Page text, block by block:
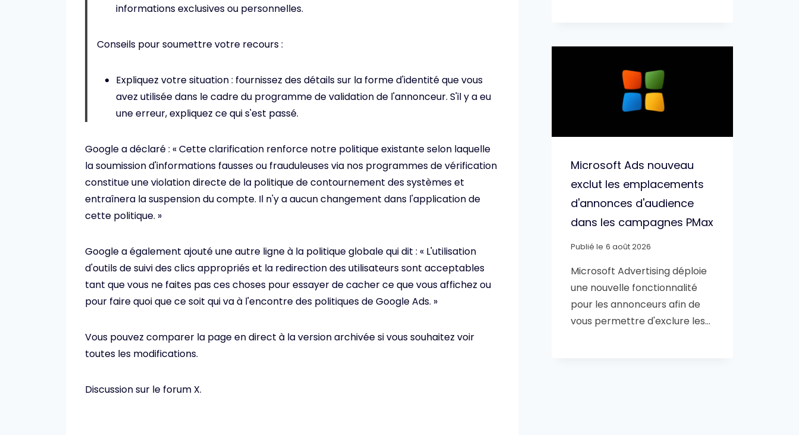
informations exclusives ou personnelles.
Conseils pour soumettre votre recours :
Expliquez votre situation : fournissez des détails sur la forme d'identité que vous
avez utilisée dans le cadre du programme de validation de l'annonceur. S'il y a eu
une erreur, expliquez ce qui s'est passé.
Google a déclaré : « Cette clarification renforce notre politique existante selon laquelle
la soumission d'informations fausses ou frauduleuses via nos programmes de vérification
constitue une violation directe de la politique de contournement des systèmes et
entraînera la suspension du compte. Il n'y a aucun changement dans l'application de
cette politique. »
Google a également ajouté une autre ligne à la politique globale qui dit : « L'utilisation
d'outils de suivi des clics appropriés et la redirection des utilisateurs sont acceptables
tant que vous ne faites pas ces choses pour essayer de cacher ce que vous affichez ou
pour faire quoi que ce soit qui va à l'encontre des politiques de Google Ads. »
Vous pouvez comparer la page en direct à la version archivée si vous souhaitez voir
toutes les modifications.
Discussion sur le forum X.
Microsoft Ads nouveau
exclut les emplacements
d'annonces d'audience
dans les campagnes PMax
Publié le 6 août 2026
Microsoft Advertising déploie
une nouvelle fonctionnalité
pour les annonceurs afin de
vous permettre d'exclure les…